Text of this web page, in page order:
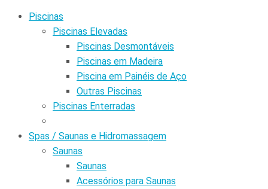
Piscinas
Piscinas Elevadas
Piscinas Desmontáveis
Piscinas em Madeira
Piscina em Painéis de Aço
Outras Piscinas
Piscinas Enterradas
Spas / Saunas e Hidromassagem
Saunas
Saunas
Acessórios para Saunas